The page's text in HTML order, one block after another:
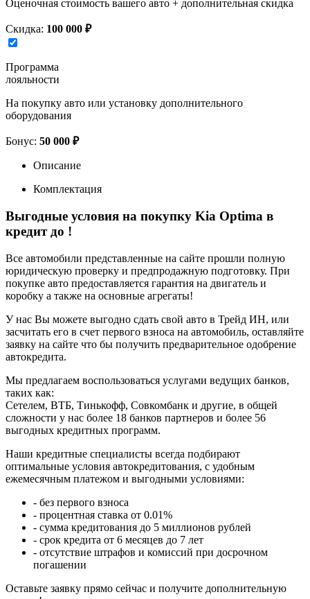
Оценочная стоимость вашего авто + дополнительная скидка
Скидка: 100 000 ₽
Программа
лояльности
На покупку авто или установку дополнительного
оборудования
Бонус: 50 000 ₽
Описание
Комплектация
Выгодные условия на покупку Kia Optima в
кредит до !
Все автомобили представленные на сайте прошли полную
юридическую проверку и предпродажную подготовку. При
покупке авто предоставляется гарантия на двигатель и
коробку а также на основные агрегаты!
У нас Вы можете выгодно сдать свой авто в Трейд ИН, или
засчитать его в счет первого взноса на автомобиль, оставляйте
заявку на сайте что бы получить предварительное одобрение
автокредита.
Мы предлагаем воспользоваться услугами ведущих банков,
таких как:
Сетелем, ВТБ, Тинькофф, Совкомбанк и другие, в общей
сложности у нас более 18 банков партнеров и более 56
выгодных кредитных программ.
Наши кредитные специалисты всегда подбирают
оптимальные условия автокредитования, с удобным
ежемесячным платежом и выгодными условиями:
- без первого взноса
- процентная ставка от 0.01%
- сумма кредитования до 5 миллионов рублей
- срок кредита от 6 месяцев до 7 лет
- отсутствие штрафов и комиссий при досрочном
погашении
Оставьте заявку прямо сейчас и получите дополнительную